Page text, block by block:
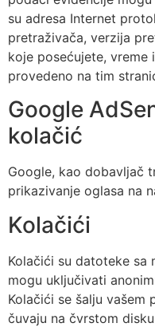
su adresa Internet
pretraživača, verzija
koje posećujete, vreme
provedeno na tim
Google
kolačić
Google, kao dobavljač
prikazivanje oglasa na
Kolačići
Kolačići su datoteke sa
mogu uključivati
Kolačići se šalju vašem
čuvaju na čvrstom